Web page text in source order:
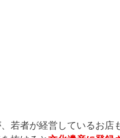
若者が経営しているお店